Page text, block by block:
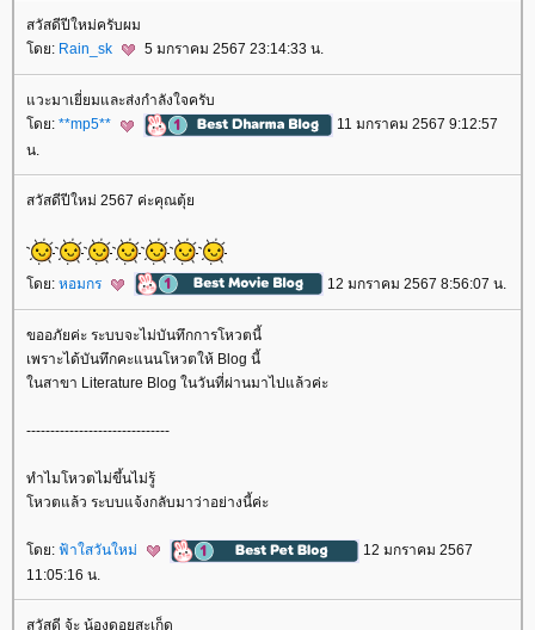
สวัสดีปีใหม่ครับผม
ดย: Rain_sk 5 มกราคม 2567 23:14:33 น.
วะมาเยี่ยมและส่งกำลังใจครับ
ดย: **mp5**
11 มกราคม 2567 9:12:57
น.
สวัสดีปีใหม่ 2567 ค่ะคุณตุ้
ดย: หอมกร 12 มกราคม 2567 8:56:07 น.
ขออภัยค่ะ ระบบจะไม่บันทึกการโหวตนี้
เพราะได้บันทึกคะแนนโหวตให้ Blog นี้
นสาขา Literature Blog ในวันที่ผ่านมาไปแล้วค่ะ
------------------------------
ทำไมโหวตไม่ขึ้นไม่รู้
หวตแล้ว ระบบแจ้งกลับมาว่าอย่างนี้ค่ะ
ดย: ฟ้าใสวันใหม่
12 มกราคม 2567
11:05:16 น.
สวัสดี จ้ะ น้องดอยสะเก็ด